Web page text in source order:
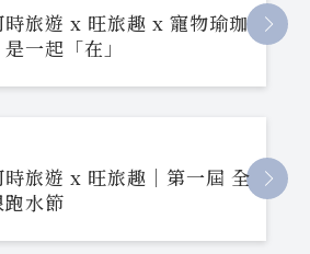
時旅遊 x 旺旅趣 x 寵物瑜珈
一起「在」
時旅遊 x 旺旅趣｜第一屆 全
水節